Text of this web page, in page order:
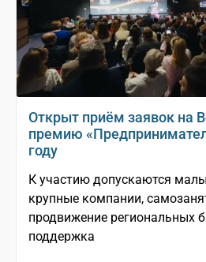
Открыт приём заявок на
премию
году
К участию допускаются
крупные компании,
продвижение региональных
поддержка